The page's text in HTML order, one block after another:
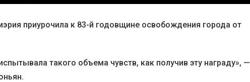
приурочила к 83-й годовщине освобождения города от
такого объема чувств, как получив эту награду», —